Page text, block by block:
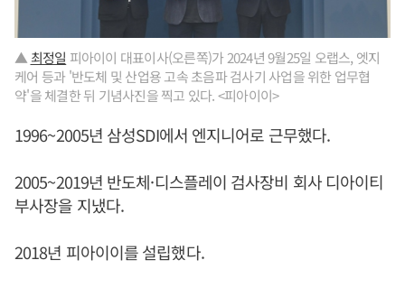
▲ 최정일 피아이이 대표이사(오른쪽)가 2024년 9월25일 오랩스, 엣지
케어 등과 '반도체 및 산업용 고속 초음파 검사기 사업을 위한 업무협
약'을 체결한 뒤 기념사진을 찍고 있다. <피아이이>
1996~2005년 삼성SDI에서 엔지니어로 근무했다.
2005~2019년 반도체·디스플레이 검사장비 회사 디아이티
부사장을 지냈다.
2018년 피아이이를 설립했다.